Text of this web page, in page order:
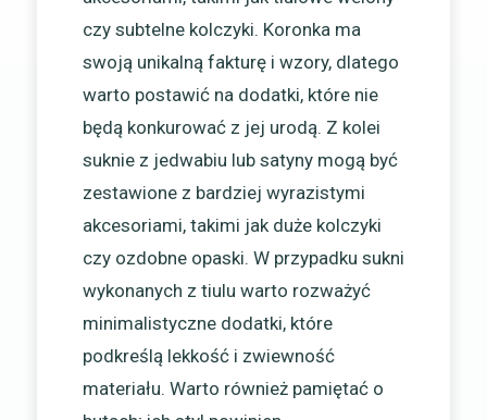
czy subtelne kolczyki. Koronka ma
swoją unikalną fakturę i wzory, dlatego
warto postawić na dodatki, które nie
będą konkurować z jej urodą. Z kolei
suknie z jedwabiu lub satyny mogą być
zestawione z bardziej wyrazistymi
akcesoriami, takimi jak duże kolczyki
czy ozdobne opaski. W przypadku sukni
wykonanych z tiulu warto rozważyć
minimalistyczne dodatki, które
podkreślą lekkość i zwiewność
materiału. Warto również pamiętać o